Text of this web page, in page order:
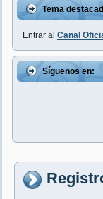
Tema
Entrar al Canal
Síguenos en: